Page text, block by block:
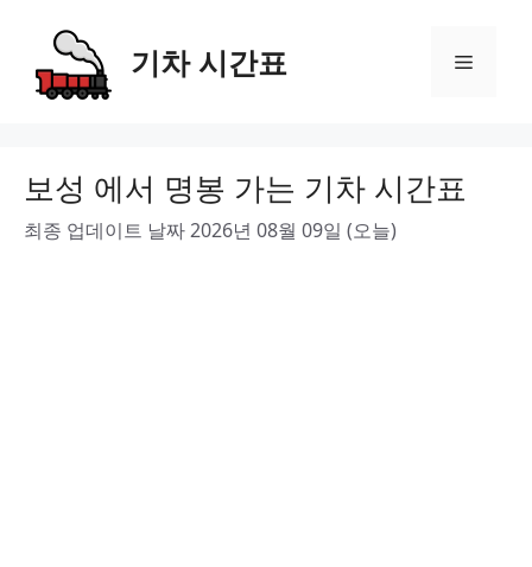
content
기차 시간표 Menu
보성 에서 명봉 가는 기차 시간표
최종 업데이트 날짜 2026년 08월 09일 (오늘)